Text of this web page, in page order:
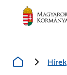
Hírek